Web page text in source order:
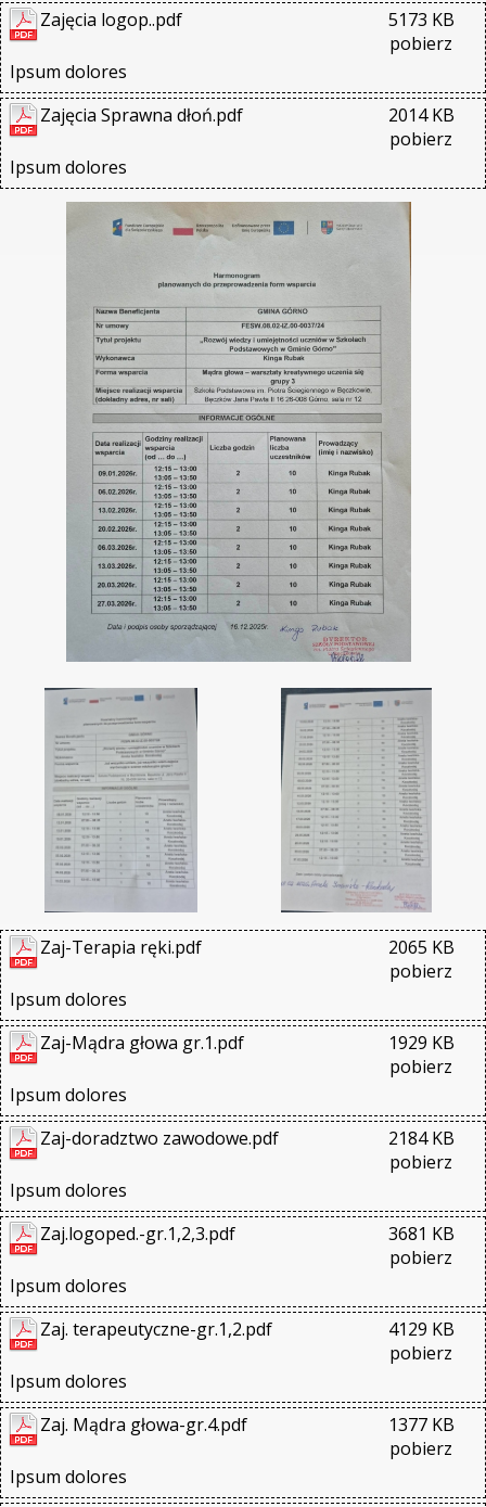
Zajęcia logop..pdf
5173 KB
pobierz
Ipsum dolores
Zajęcia Sprawna dłoń.pdf
2014 KB
pobierz
Ipsum dolores
Zaj-Terapia ręki.pdf
2065 KB
pobierz
Ipsum dolores
Zaj-Mądra głowa gr.1.pdf
1929 KB
pobierz
Ipsum dolores
Zaj-doradztwo zawodowe.pdf
2184 KB
pobierz
Ipsum dolores
Zaj.logoped.-gr.1,2,3.pdf
3681 KB
pobierz
Ipsum dolores
Zaj. terapeutyczne-gr.1,2.pdf
4129 KB
pobierz
Ipsum dolores
Zaj. Mądra głowa-gr.4.pdf
1377 KB
pobierz
Ipsum dolores